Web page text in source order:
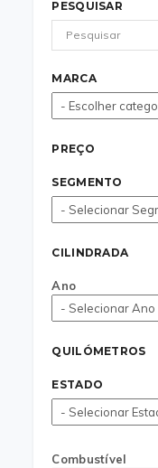
PESQUISAR
MARCA
PREÇO
SEGMENTO
CILINDRADA
Ano
QUILÓMETROS
ESTADO
Combustível